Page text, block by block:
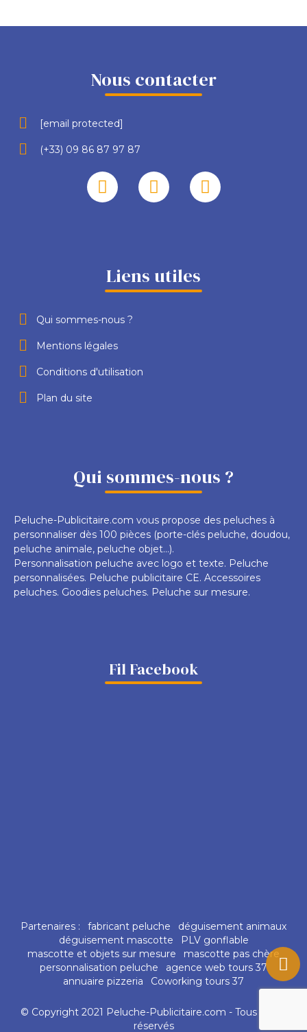
Nous contacter
[email protected]
(+33) 09 86 87 97 87
Liens utiles
Qui sommes-nous ?
Mentions légales
Conditions d'utilisation
Plan du site
Qui sommes-nous ?
Peluche-Publicitaire.com vous propose des peluches à
personnaliser dès 100 pièces (porte-clés peluche, doudou,
peluche animale, peluche objet...).
Personnalisation peluche avec logo et texte. Peluche
personnalisées. Peluche publicitaire CE. Accessoires
peluches. Goodies peluches. Peluche sur mesure.
Fil Facebook
Partenaires : fabricant peluche
déguisement animaux
déguisement mascotte
PLV gonflable
mascotte et objets sur mesure
mascotte pas chère
personnalisation peluche
agence web tours 37
annuaire pizzeria
Coworking tours 37
© Copyright 2021 Peluche-Publicitaire.com - Tous droits
réservés